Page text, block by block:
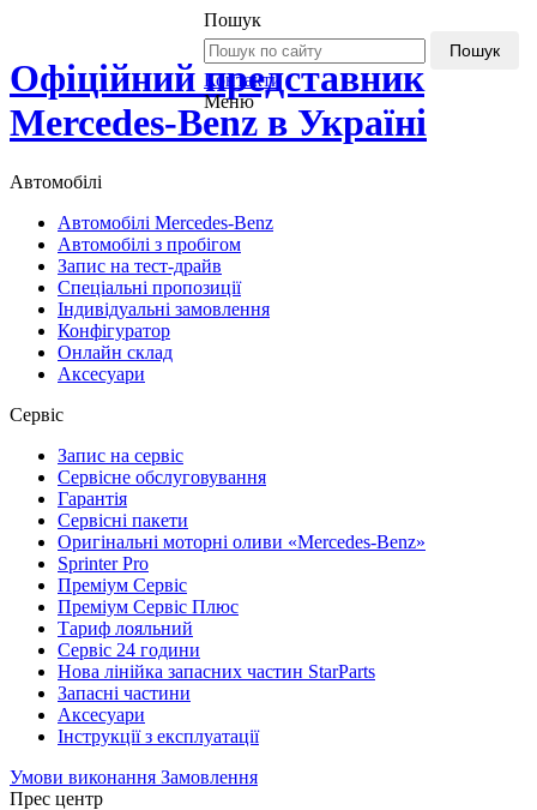
Офіційний представник
Mercedes-Benz в Україні
Пошук
Пошук
Контакти
Меню
Автомобілі
Автомобілі Mercedes-Benz
Автомобілі з пробігом
Запис на тест-драйв
Спеціальні пропозиції
Індивідуальні замовлення
Конфігуратор
Онлайн склад
Аксесуари
Сервіс
Запис на сервіс
Сервісне обслуговування
Гарантія
Сервісні пакети
Оригінальні моторні оливи «Mercedes-Benz»
Sprinter Pro
Преміум Сервіс
Преміум Сервіс Плюс
Тариф лояльний
Сервіс 24 години
Нова лінійка запасних частин StarParts
Запасні частини
Аксесуари
Інструкції з експлуатації
Умови виконання Замовлення
Прес центр